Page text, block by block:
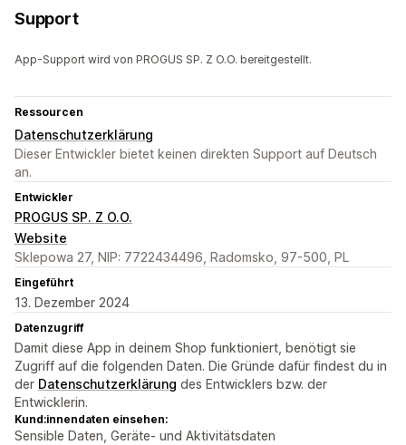
Support
App-Support wird von PROGUS SP. Z O.O. bereitgestellt.
Ressourcen
Datenschutzerklärung
Dieser Entwickler bietet keinen direkten Support auf Deutsch
an.
Entwickler
PROGUS SP. Z O.O.
Website
Sklepowa 27, NIP: 7722434496, Radomsko, 97-500, PL
Eingeführt
13. Dezember 2024
Datenzugriff
Damit diese App in deinem Shop funktioniert, benötigt sie
Zugriff auf die folgenden Daten. Die Gründe dafür findest du in
der Datenschutzerklärung des Entwicklers bzw. der
Entwicklerin.
Kund:innendaten einsehen:
Sensible Daten, Geräte- und Aktivitätsdaten